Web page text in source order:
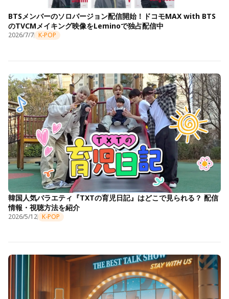
BTSメンバーのソロバージョン配信開始！ドコモMAX with BTS
のTVCMメイキング映像をLeminoで独占配信中
2026/7/7 K-POP
韓国人気バラエティ『TXTの育児日記』はどこで見られる？ 配信
情報・視聴方法を紹介
2026/5/12 K-POP